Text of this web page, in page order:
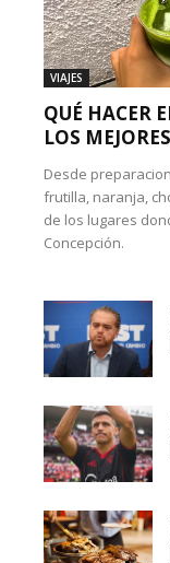
VIAJES
QUÉ HACER
LOS
Desde
frutilla, naranja,
de los lugares
Concepción.